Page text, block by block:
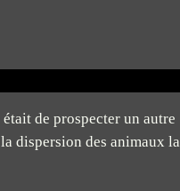
de prospecter un autre
dispersion des animaux la